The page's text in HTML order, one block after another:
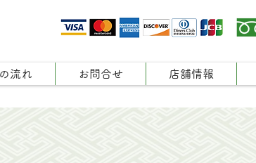
流れ お問合せ 店舗情報